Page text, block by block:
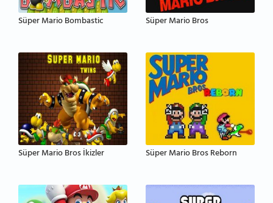
Süper Mario Bombastic Süper Mario Bros
Süper Mario Bros İkizler Süper Mario Bros Reborn